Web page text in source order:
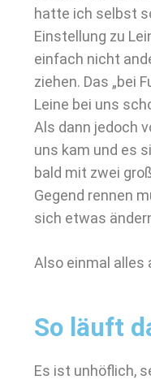
hatte ich selbst
Einstellung zu
einfach nicht
ziehen. Das „bei
Leine bei uns
Als dann jedoch
uns kam und es
bald mit zwei
Gegend rennen
sich etwas
Also einmal
So läuft
Es ist unhöflich,